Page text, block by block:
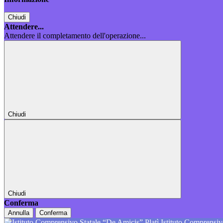
Chiudi
Attendere...
Attendere il completamento dell'operazione...
Chiudi
Chiudi
Conferma
Annulla Conferma